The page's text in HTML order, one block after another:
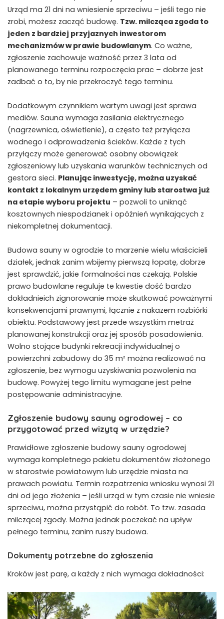
Urząd ma 21 dni na wniesienie sprzeciwu – jeśli tego nie
zrobi, możesz zacząć budowę. Tzw. milcząca zgoda to
jeden z bardziej przyjaznych inwestorom
mechanizmów w prawie budowlanym. Co ważne,
zgłoszenie zachowuje ważność przez 3 lata od
planowanego terminu rozpoczęcia prac – dobrze jest
zadbać o to, by nie przekroczyć tego terminu.
Dodatkowym czynnikiem wartym uwagi jest sprawa
mediów. Sauna wymaga zasilania elektrycznego
(nagrzewnica, oświetlenie), a często też przyłącza
wodnego i odprowadzenia ścieków. Każde z tych
przyłączy może generować osobny obowiązek
zgłoszeniowy lub uzyskania warunków technicznych od
gestora sieci. Planując inwestycję, można uzyskać
kontakt z lokalnym urzędem gminy lub starostwa już
na etapie wyboru projektu – pozwoli to uniknąć
kosztownych niespodzianek i opóźnień wynikających z
niekompletnej dokumentacji.
Budowa sauny w ogrodzie to marzenie wielu właścicieli
działek, jednak zanim wbijemy pierwszą łopatę, dobrze
jest sprawdzić, jakie formalności nas czekają. Polskie
prawo budowlane reguluje te kwestie dość bardzo
dokładnieich zignorowanie może skutkować poważnymi
konsekwencjami prawnymi, łącznie z nakazem rozbiórki
obiektu. Podstawowy jest przede wszystkim metraż
planowanej konstrukcji oraz jej sposób posadowienia.
Wolno stojące budynki rekreacji indywidualnej o
powierzchni zabudowy do 35 m² można realizować na
zgłoszenie, bez wymogu uzyskiwania pozwolenia na
budowę. Powyżej tego limitu wymagane jest pełne
postępowanie administracyjne.
Zgłoszenie budowy sauny ogrodowej – co
przygotować przed wizytą w urzędzie?
Prawidłowe zgłoszenie budowy sauny ogrodowej
wymaga kompletnego pakietu dokumentów złożonego
w starostwie powiatowym lub urzędzie miasta na
prawach powiatu. Termin rozpatrzenia wniosku wynosi 21
dni od jego złożenia – jeśli urząd w tym czasie nie wniesie
sprzeciwu, można przystąpić do robót. To tzw. zasada
milczącej zgody. Można jednak poczekać na upływ
pełnego terminu, zanim ruszy budowa.
Dokumenty potrzebne do zgłoszenia
Kroków jest parę, a każdy z nich wymaga dokładności: